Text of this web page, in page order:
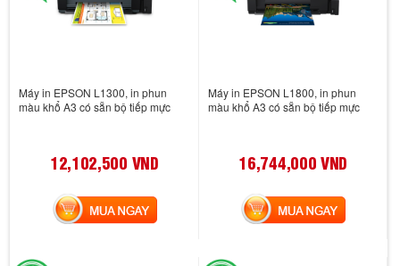
Máy in EPSON L1300, in phun
màu khổ A3 có sẵn bộ tiếp mực
12,102,500 VND
MUA NGAY
Máy in EPSON L1800, in phun
màu khổ A3 có sẵn bộ tiếp mực
16,744,000 VND
MUA NGAY